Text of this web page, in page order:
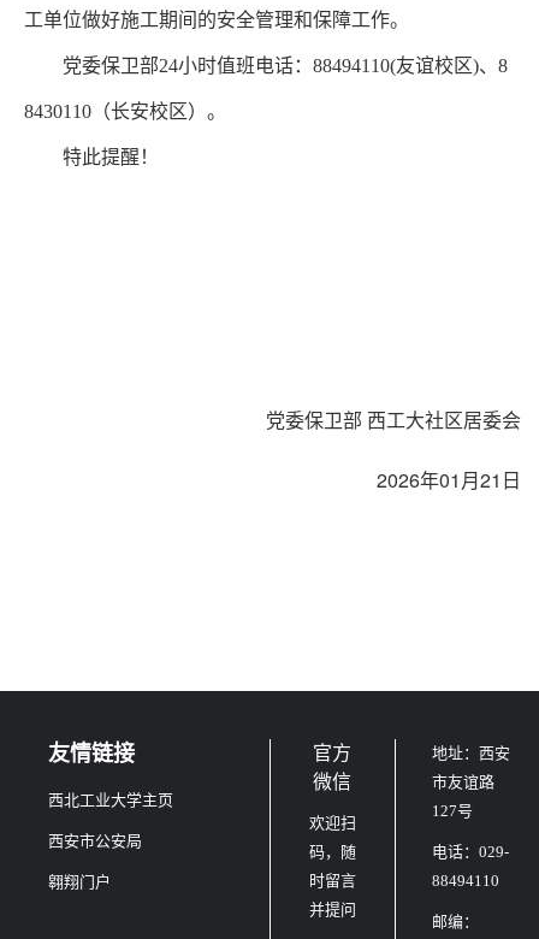
工单位做好施工期间的安全管理和保障工作。
党委保卫部24小时值班电话：88494110(友谊校区)、8
8430110（长安校区）。
特此提醒！
党委保卫部 西工大社区居委会
2026年01月21日
友情链接
西北工业大学主页
西安市公安局
翱翔门户
官方
微信
欢迎扫
码，随
时留言
并提问
地址：西安
市友谊路
127号
电话：029-
88494110
邮编：